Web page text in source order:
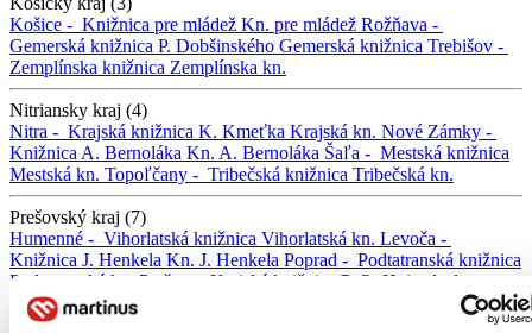
Košice - Knižnica pre mládež Kn. pre mládež Rožňava -
Gemerská knižnica P. Dobšinského Gemerská knižnica Trebišov -
Zemplínska knižnica Zemplínska kn.
Nitriansky kraj (4)
Nitra - Krajská knižnica K. Kmeťka Krajská kn. Nové Zámky -
Knižnica A. Bernoláka Kn. A. Bernoláka Šaľa - Mestská knižnica
Mestská kn. Topoľčany - Tribečská knižnica Tribečská kn.
Prešovský kraj (7)
Humenné - Vihorlatská knižnica Vihorlatská kn. Levoča -
Knižnica J. Henkela Kn. J. Henkela Poprad - Podtatranská knižnica
Podtatranská kn.
Prešov - Krajská knižnica P. O. Hviezdoslava
Krajská kn. Stará Ľubovňa -
Ľubovnianska
kn. Svidník -
Vranov